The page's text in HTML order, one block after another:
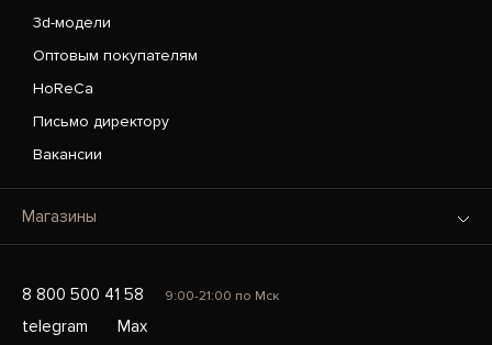
3d-модели
Оптовым покупателям
HoReCa
Письмо директору
Вакансии
Магазины
8 800 500 41 58 9:00-21:00 по Мск
telegram Max